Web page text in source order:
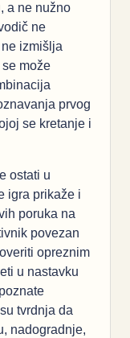
a ne nužno
ne
izmišlja
može
prvog
se kretanje i
ostati u
igra prikaže i
poruka na
povezan
opreznim
u nastavku
tvrdnja da
nadogradnje,